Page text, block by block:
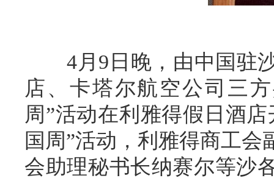
4月9日晚，由中国驻沙
店、卡塔尔航空公司三
周”活动在利雅得假日酒
国周”活动，利雅得商工
会助理秘书长纳赛尔等沙